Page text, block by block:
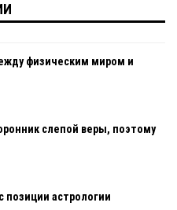
физическим миром и
слепой веры, поэтому
позиции астрологии